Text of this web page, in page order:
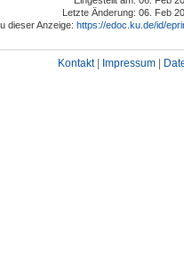
Letzte Änderung: 06. Feb
dieser Anzeige: https://edoc.ku.de/id/
Kontakt| Impressum